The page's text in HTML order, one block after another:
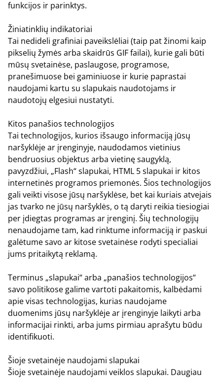
funkcijos ir parinktys.
Žiniatinklių indikatoriai
Tai nedideli grafiniai paveikslėliai (taip pat žinomi kaip
pikselių žymės arba skaidrūs GIF failai), kurie gali būti
mūsų svetainėse, paslaugose, programose,
pranešimuose bei gaminiuose ir kurie paprastai
naudojami kartu su slapukais naudotojams ir
naudotojų elgesiui nustatyti.
Kitos panašios technologijos
Tai technologijos, kurios išsaugo informaciją jūsų
naršyklėje ar įrenginyje, naudodamos vietinius
bendruosius objektus arba vietinę saugyklą,
pavyzdžiui, „Flash“ slapukai, HTML 5 slapukai ir kitos
internetinės programos priemonės. Šios technologijos
gali veikti visose jūsų naršyklėse, bet kai kuriais atvejais
jas tvarko ne jūsų naršyklės, o tą daryti reikia tiesiogiai
per įdiegtas programas ar įrenginį. Šių technologijų
nenaudojame tam, kad rinktume informaciją ir paskui
galėtume savo ar kitose svetainėse rodyti specialiai
jums pritaikytą reklamą.
Terminus „slapukai“ arba „panašios technologijos“
savo politikose galime vartoti pakaitomis, kalbėdami
apie visas technologijas, kurias naudojame
duomenims jūsų naršyklėje ar įrenginyje laikyti arba
informacijai rinkti, arba jums pirmiau aprašytu būdu
identifikuoti.
Šioje svetainėje naudojami slapukai
Šioje svetainėje naudojami veiklos slapukai. Daugiau